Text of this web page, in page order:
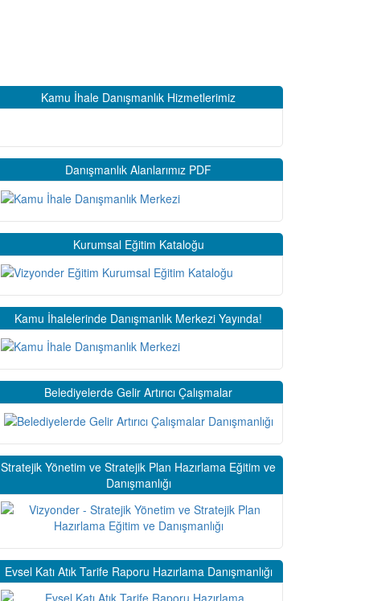
Kamu İhale Danışmanlık Hizmetlerimiz
Danışmanlık Alanlarımız PDF
Kurumsal Eğitim Kataloğu
Kamu İhalelerinde Danışmanlık Merkezi Yayında!
Belediyelerde Gelir Artırıcı Çalışmalar
Stratejik Yönetim ve Stratejik Plan Hazırlama Eğitim ve
Danışmanlığı
Evsel Katı Atık Tarife Raporu Hazırlama Danışmanlığı